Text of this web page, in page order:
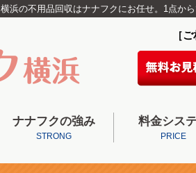
横浜の不用品回収はナナフクにお任せ。1点か
［
ナナフクの強み
STRONG
料金シス
PRICE